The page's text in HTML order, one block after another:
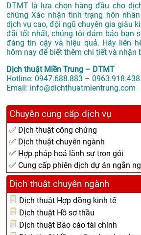
DTMT là lựa chọn hàng đầu cho
chứng Xác nhận tình trạng hôn
dịch vụ cao, đội ngũ chuyên gia giàu
đãi tốt nhất, chúng tôi đảm bảo bạn
đáng tin cậy và hiệu quả. Hãy liên
hôm nay để biết thêm chi tiết và nhận
Dịch thuật Miền Trung – DTMT
Hotline: 0947.688.883 – 0963.918.438
Email: info@dichthuatmientrung.com
Chuyên cung cấp dịch vụ
✅ Dịch thuật công chứng
✅ Dịch thuật chuyên ngành
✅ Hợp pháp hoá lãnh sự trọn gói
✅ Cung cấp phiên dịch dự án ngắn
Dịch thuật chuyên ngành
Dịch thuật Hợp đồng kinh tế
Dịch thuật Hồ sơ thầu
Dịch thuật Báo cáo tài chính